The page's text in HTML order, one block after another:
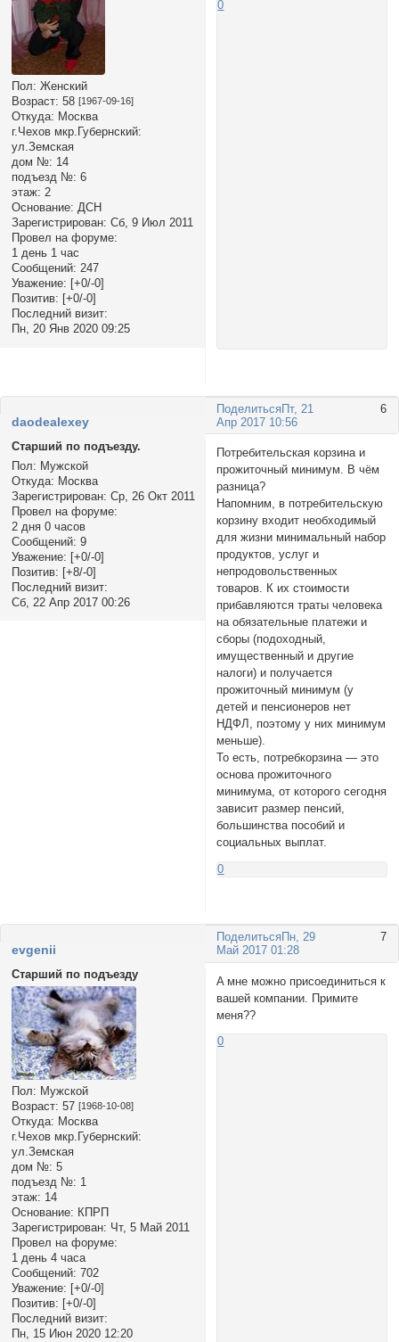
Пол: Женский
Возраст: 58 [1967-09-16]
Откуда: Москва
г.Чехов мкр.Губернский:
ул.Земская
дом №: 14
подъезд №: 6
этаж: 2
Основание: ДСН
Зарегистрирован: Сб, 9 Июл 2011
Провел на форуме:
1 день 1 час
Сообщений: 247
Уважение: [+0/-0]
Позитив: [+0/-0]
Последний визит:
Пн, 20 Янв 2020 09:25
0
Поделиться 6
Пт, 21
Апр 2017 10:56
daodealexey
Старший по подъезду.
Пол: Мужской
Откуда: Москва
Зарегистрирован: Ср, 26 Окт 2011
Провел на форуме:
2 дня 0 часов
Сообщений: 9
Уважение: [+0/-0]
Позитив: [+8/-0]
Последний визит:
Сб, 22 Апр 2017 00:26
Потребительская корзина и
прожиточный минимум. В чём
разница?
Напомним, в потребительскую
корзину входит необходимый
для жизни минимальный набор
продуктов, услуг и
непродовольственных
товаров. К их стоимости
прибавляются траты человека
на обязательные платежи и
сборы (подоходный,
имущественный и другие
налоги) и получается
прожиточный минимум (у
детей и пенсионеров нет
НДФЛ, поэтому у них минимум
меньше).
То есть, потребкорзина — это
основа прожиточного
минимума, от которого сегодня
зависит размер пенсий,
большинства пособий и
социальных выплат.
0
Поделиться 7
Пн, 29
Май 2017 01:28
evgenii
Старший по подъезду
Пол: Мужской
Возраст: 57 [1968-10-08]
Откуда: Москва
г.Чехов мкр.Губернский:
ул.Земская
дом №: 5
подъезд №: 1
этаж: 14
Основание: КПРП
Зарегистрирован: Чт, 5 Май 2011
Провел на форуме:
1 день 4 часа
Сообщений: 702
Уважение: [+0/-0]
Позитив: [+0/-0]
Последний визит:
Пн, 15 Июн 2020 12:20
A мне можно присоединиться к
вашей компании. Примите
меня??
0